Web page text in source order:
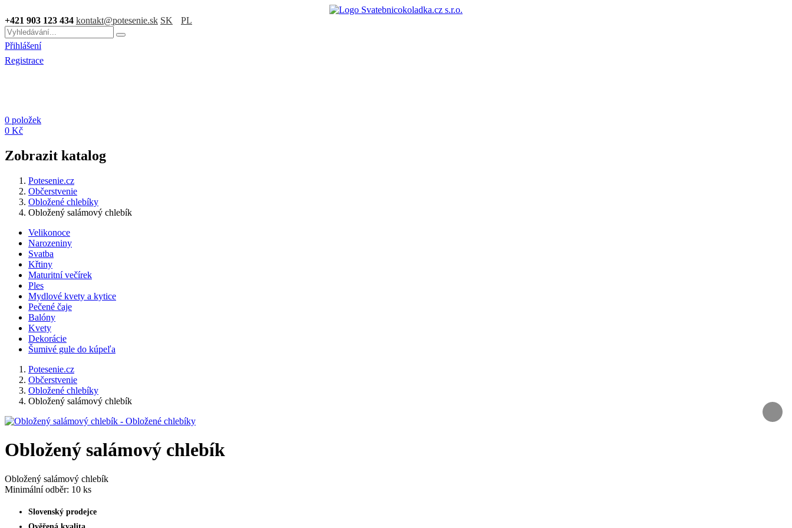
+421 903 123 434 kontakt@potesenie.sk SK PL
Přihlášení
Registrace
0 položek
0 Kč
Zobrazit katalog
Potesenie.cz
Občerstvenie
Obložené chlebíky
Obložený salámový chlebík
Velikonoce
Narozeniny
Svatba
Křtiny
Maturitní večírek
Ples
Mydlové kvety a kytice
Pečené čaje
Balóny
Kvety
Dekorácie
Šumivé gule do kúpeľa
Potesenie.cz
Občerstvenie
Obložené chlebíky
Obložený salámový chlebík
Obložený salámový chlebík
Obložený salámový chlebík
Minimální odběr: 10 ks
Slovenský prodejce